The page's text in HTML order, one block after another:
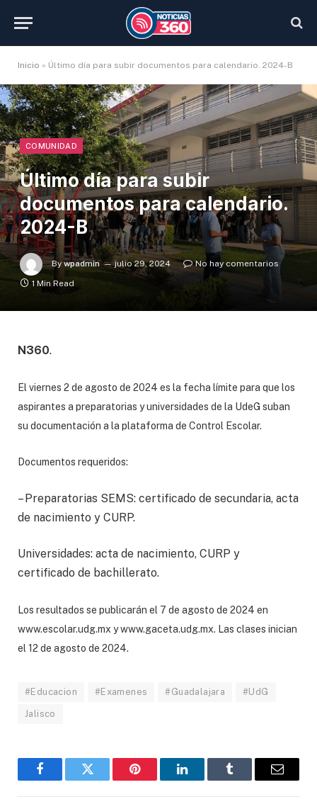
Inicio » Último día para subir documentos para calendario. 2024-B
COMUNIDAD
Último día para subir
documentos para calendario.
2024-B
By wpadmin julio 29, 2024
No hay comentarios
1 Min Read
N360.
El viernes 2 de agosto de 2024 es la fecha límite para que los
aspirantes a preparatorias y universidades de la UdeG suban
su documentación a la plataforma de Control Escolar.
Documentos requeridos:
– Preparatorias SEMS: certificado de secundaria, acta
de nacimiento y CURP.
Universidades: acta de nacimiento, CURP y
certificado de bachillerato.
Los resultados se publicarán el 7 de agosto de 2024 en
www.escolar.udg.mx y www.gaceta.udg.mx. Las clases inician
el 12 de agosto de 2024.
#Educacion #Examenes #Guadalajara #UdG
Jalisco
FacebookTwitter Pinterest LinkedInTumblr Email